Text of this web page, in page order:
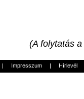
(A folytatás
| Impresszum | Hírlevél